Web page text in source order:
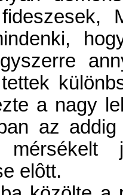
a nagy
az
mérsékelt
elôtt.